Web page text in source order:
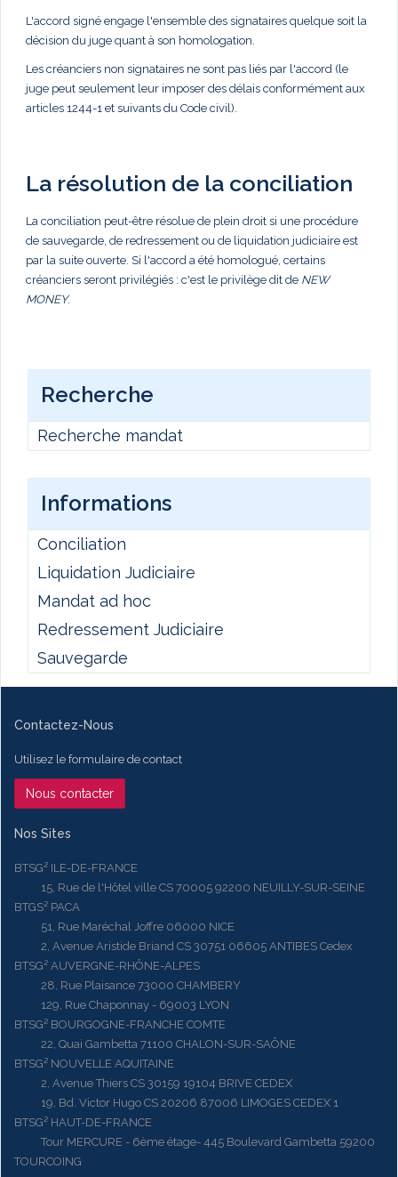
L'accord signé engage l'ensemble des signataires quelque soit la
décision du juge quant à son homologation.
Les créanciers non signataires ne sont pas liés par l'accord (le
juge peut seulement leur imposer des délais conformément aux
articles 1244-1 et suivants du Code civil).
La résolution de la conciliation
La conciliation peut-être résolue de plein droit si une procédure
de sauvegarde, de redressement ou de liquidation judiciaire est
par la suite ouverte. Si l'accord a été homologué, certains
créanciers seront privilégiés : c'est le privilège dit de NEW
MONEY.
Recherche
Recherche mandat
Informations
Conciliation
Liquidation Judiciaire
Mandat ad hoc
Redressement Judiciaire
Sauvegarde
Contactez-Nous
Utilisez le formulaire de contact
Nous contacter
Nos Sites
BTSG² ILE-DE-FRANCE
15, Rue de l'Hôtel ville CS 70005 92200 NEUILLY-SUR-SEINE
BTGS² PACA
51, Rue Maréchal Joffre 06000 NICE
2, Avenue Aristide Briand CS 30751 06605 ANTIBES Cedex
BTSG² AUVERGNE-RHÔNE-ALPES
28, Rue Plaisance 73000 CHAMBERY
129, Rue Chaponnay - 69003 LYON
BTSG² BOURGOGNE-FRANCHE COMTE
22, Quai Gambetta 71100 CHALON-SUR-SAÔNE
BTSG² NOUVELLE AQUITAINE
2, Avenue Thiers CS 30159 19104 BRIVE CEDEX
19, Bd. Victor Hugo CS 20206 87006 LIMOGES CEDEX 1
BTSG² HAUT-DE-FRANCE
Tour MERCURE - 6ème étage- 445 Boulevard Gambetta 59200
TOURCOING